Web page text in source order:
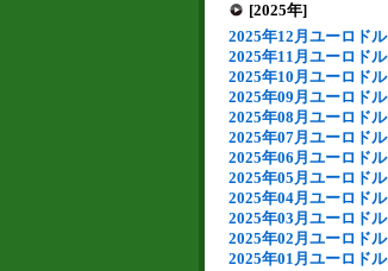
[2025年]
2025年12月ユーロドル
2025年11月ユーロドル
2025年10月ユーロドル
2025年09月ユーロドル
2025年08月ユーロドル
2025年07月ユーロドル
2025年06月ユーロドル
2025年05月ユーロドル
2025年04月ユーロドル
2025年03月ユーロドル
2025年02月ユーロドル
2025年01月ユーロドル